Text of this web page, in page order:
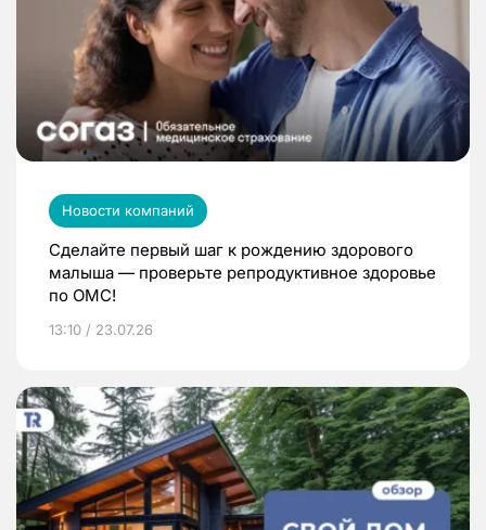
Новости компаний
Сделайте первый шаг к рождению здорового
малыша — проверьте репродуктивное здоровье
по ОМС!
13:10 / 23.07.26